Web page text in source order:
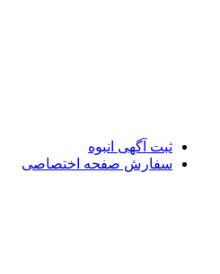
ثبت آگهی انبوه
سفارش صفحه اختصاصی